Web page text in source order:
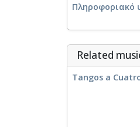
Πληροφοριακό
Related
Tangos a